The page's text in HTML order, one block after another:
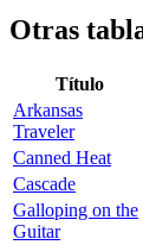
Otras
Título
Arkansas
Traveler
Canned Heat
Cascade
Galloping on the
Guitar